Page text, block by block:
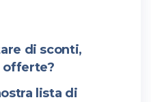
di sconti,
offerte?
lista di